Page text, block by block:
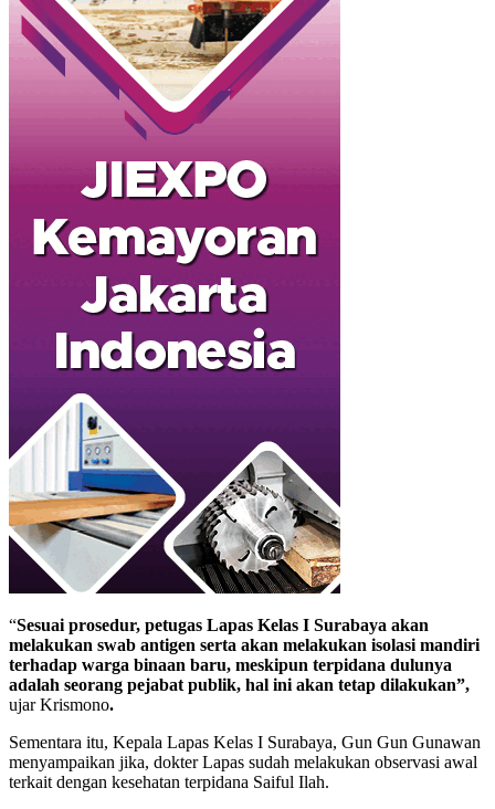
“Sesuai prosedur, petugas Lapas Kelas I Surabaya akan
melakukan swab antigen serta akan melakukan isolasi mandiri
terhadap warga binaan baru, meskipun terpidana dulunya
adalah seorang pejabat publik, hal ini akan tetap dilakukan”,
ujar Krismono.
Sementara itu, Kepala Lapas Kelas I Surabaya, Gun Gun Gunawan
menyampaikan jika, dokter Lapas sudah melakukan observasi awal
terkait dengan kesehatan terpidana Saiful Ilah.